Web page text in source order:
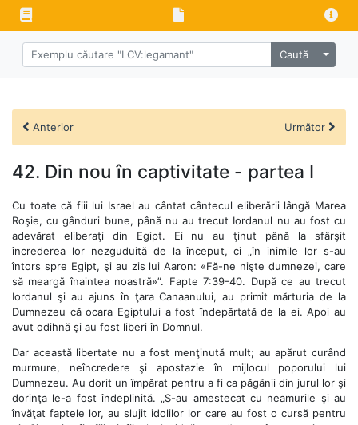
Caută
Anterior Următor
42. Din nou în captivitate - partea I
Cu toate că fiii lui Israel au cântat cântecul eliberării lângă Marea
Roşie, cu gânduri bune, până nu au trecut Iordanul nu au fost cu
adevărat eliberaţi din Egipt. Ei nu au ţinut până la sfârşit
încrederea lor nezguduită de la început, ci „în inimile lor s-au
întors spre Egipt, şi au zis lui Aaron: «Fă-ne nişte dumnezei, care
să meargă înaintea noastră»”. Fapte 7:39-40. După ce au trecut
Iordanul şi au ajuns în ţara Canaanului, au primit mărturia de la
Dumnezeu că ocara Egiptului a fost îndepărtată de la ei. Apoi au
avut odihnă şi au fost liberi în Domnul.
Dar această libertate nu a fost menţinută mult; au apărut curând
murmure, neîncredere şi apostazie în mijlocul poporului lui
Dumnezeu. Au dorit un împărat pentru a fi ca păgânii din jurul lor şi
dorinţa le-a fost îndeplinită. „S-au amestecat cu neamurile şi au
învăţat faptele lor, au slujit idolilor lor care au fost o cursă pentru